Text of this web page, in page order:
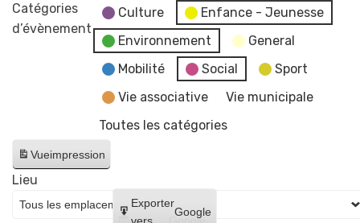
Catégories
d’évènement
Culture
Enfance - Jeunesse
Environnement
General
Mobilité
Social
Sport
Vie associative
Vie municipale
Toutes les catégories
Vueimpression
Créer
Exporter
Google
Lieu